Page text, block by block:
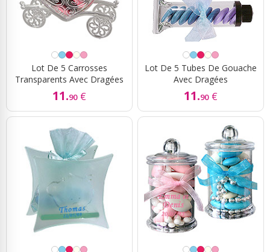
Lot De 5 Carrosses
Transparents Avec Dragées
11.90 €
Lot De 5 Tubes De Gouache
Avec Dragées
11.90 €